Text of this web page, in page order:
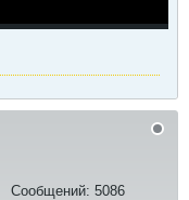
Сообщений: 5086